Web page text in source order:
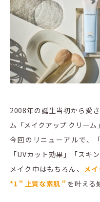
2008年の誕生当初から愛
ム「メイクアップ クリーム
今回のリニューアルで、
「UVカット効果」「スキ
メイク中はもちろん、
メ
*1＂上質な素肌＂ を叶える